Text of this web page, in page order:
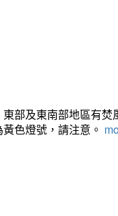
部及東南部地區有
色燈號，請注意。